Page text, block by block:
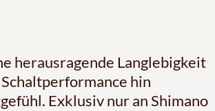
herausragende Langlebigkeit
hin
Exklusiv nur an Shimano